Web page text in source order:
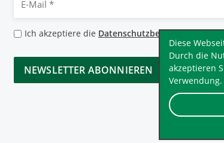
Diese
Durch die
akzeptieren
Verwendung.
Mail
Datenschutzbestimmungen
Ich akzeptiere die Datenschutzbestimmungen.*
CAPTCHA